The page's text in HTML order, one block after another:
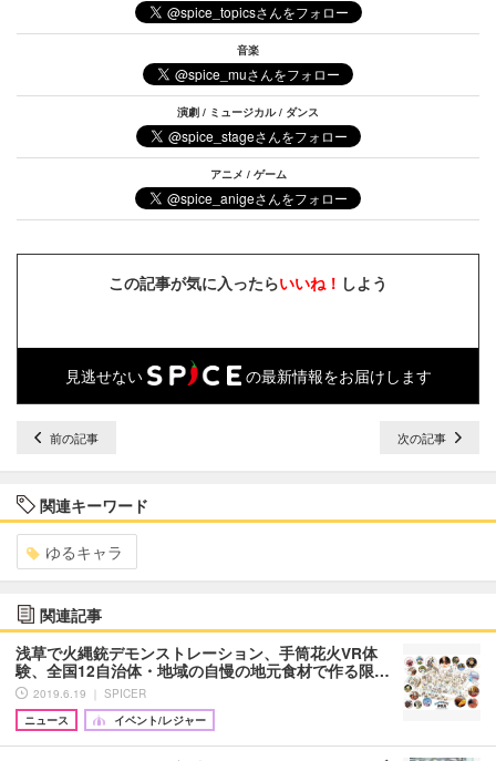
音楽
演劇 / ミュージカル / ダンス
アニメ / ゲーム
この記事が気に入ったらいいね！ しよう
見逃せない の最新情報をお届けします
前の記事 次の記事
関連キーワード
ゆるキャラ
関連記事
浅草で火縄銃デモンストレーション、手筒花火VR体
験、全国12自治体・地域の自慢の地元食材で作る限…
2019.6.19 ｜ SPICER
ニュース
イベント/レジャー